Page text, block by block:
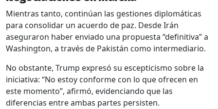
Mientras tanto, continúan las gestiones diplomáticas
para consolidar un acuerdo de paz. Desde Irán
aseguraron haber enviado una propuesta “definitiva” a
Washington, a través de Pakistán como intermediario.
No obstante, Trump expresó su escepticismo sobre la
iniciativa: “No estoy conforme con lo que ofrecen en
este momento”, afirmó, evidenciando que las
diferencias entre ambas partes persisten.